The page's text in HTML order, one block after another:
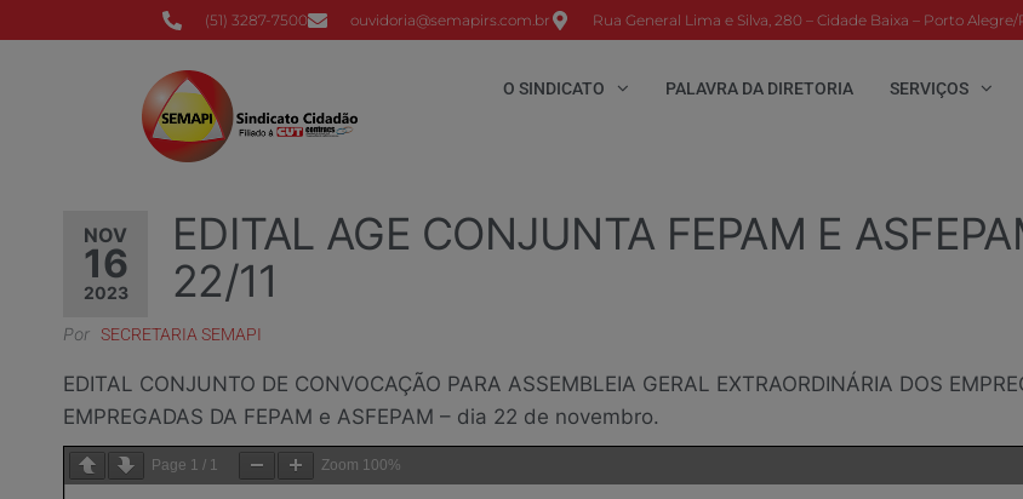
(51) 3287-7500 ouvidoria@semapirs.com.br Rua General Lima e Silva, 280 – Cidade Baixa – Porto Alegre/
O SINDICATO PALAVRA DA DIRETORIA SERVIÇOS
NOV
16
2023
EDITAL AGE CONJUNTA FEPAM E
22/11
Por SECRETARIA SEMAPI
EDITAL CONJUNTO DE CONVOCAÇÃO PARA ASSEMBLEIA GERAL EXTRAORDINÁRIA DOS
EMPREGADAS DA FEPAM e ASFEPAM – dia 22 de novembro.
Page 1 / 1 Zoom 100%